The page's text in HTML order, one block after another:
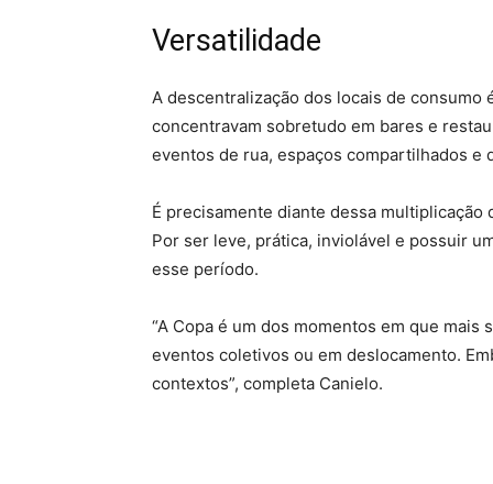
Versatilidade
A descentralização dos locais de
concentravam sobretudo em bares e
eventos de rua, espaços compartilhados
É precisamente diante dessa
Por ser leve, prática, inviolável e possuir
esse período.
“A Copa é um dos momentos em que
eventos coletivos ou em deslocamento.
contextos”, completa Canielo.